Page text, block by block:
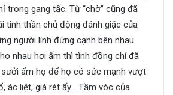
trong gang tấc. Từ “chờ” cũng đã
tinh thần chủ động đánh giặc của
người lính đứng cạnh bên nhau
nhau hơi ấm thì tình đồng chí đã
ấm họ để họ có sức mạnh vượt
ác liệt, giá rét ấy… Tầm vóc của